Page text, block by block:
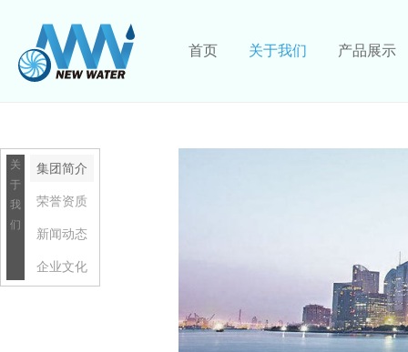
首页 关于我们 产品展示
关
于
我
们
集团简介
荣誉资质
新闻动态
企业文化